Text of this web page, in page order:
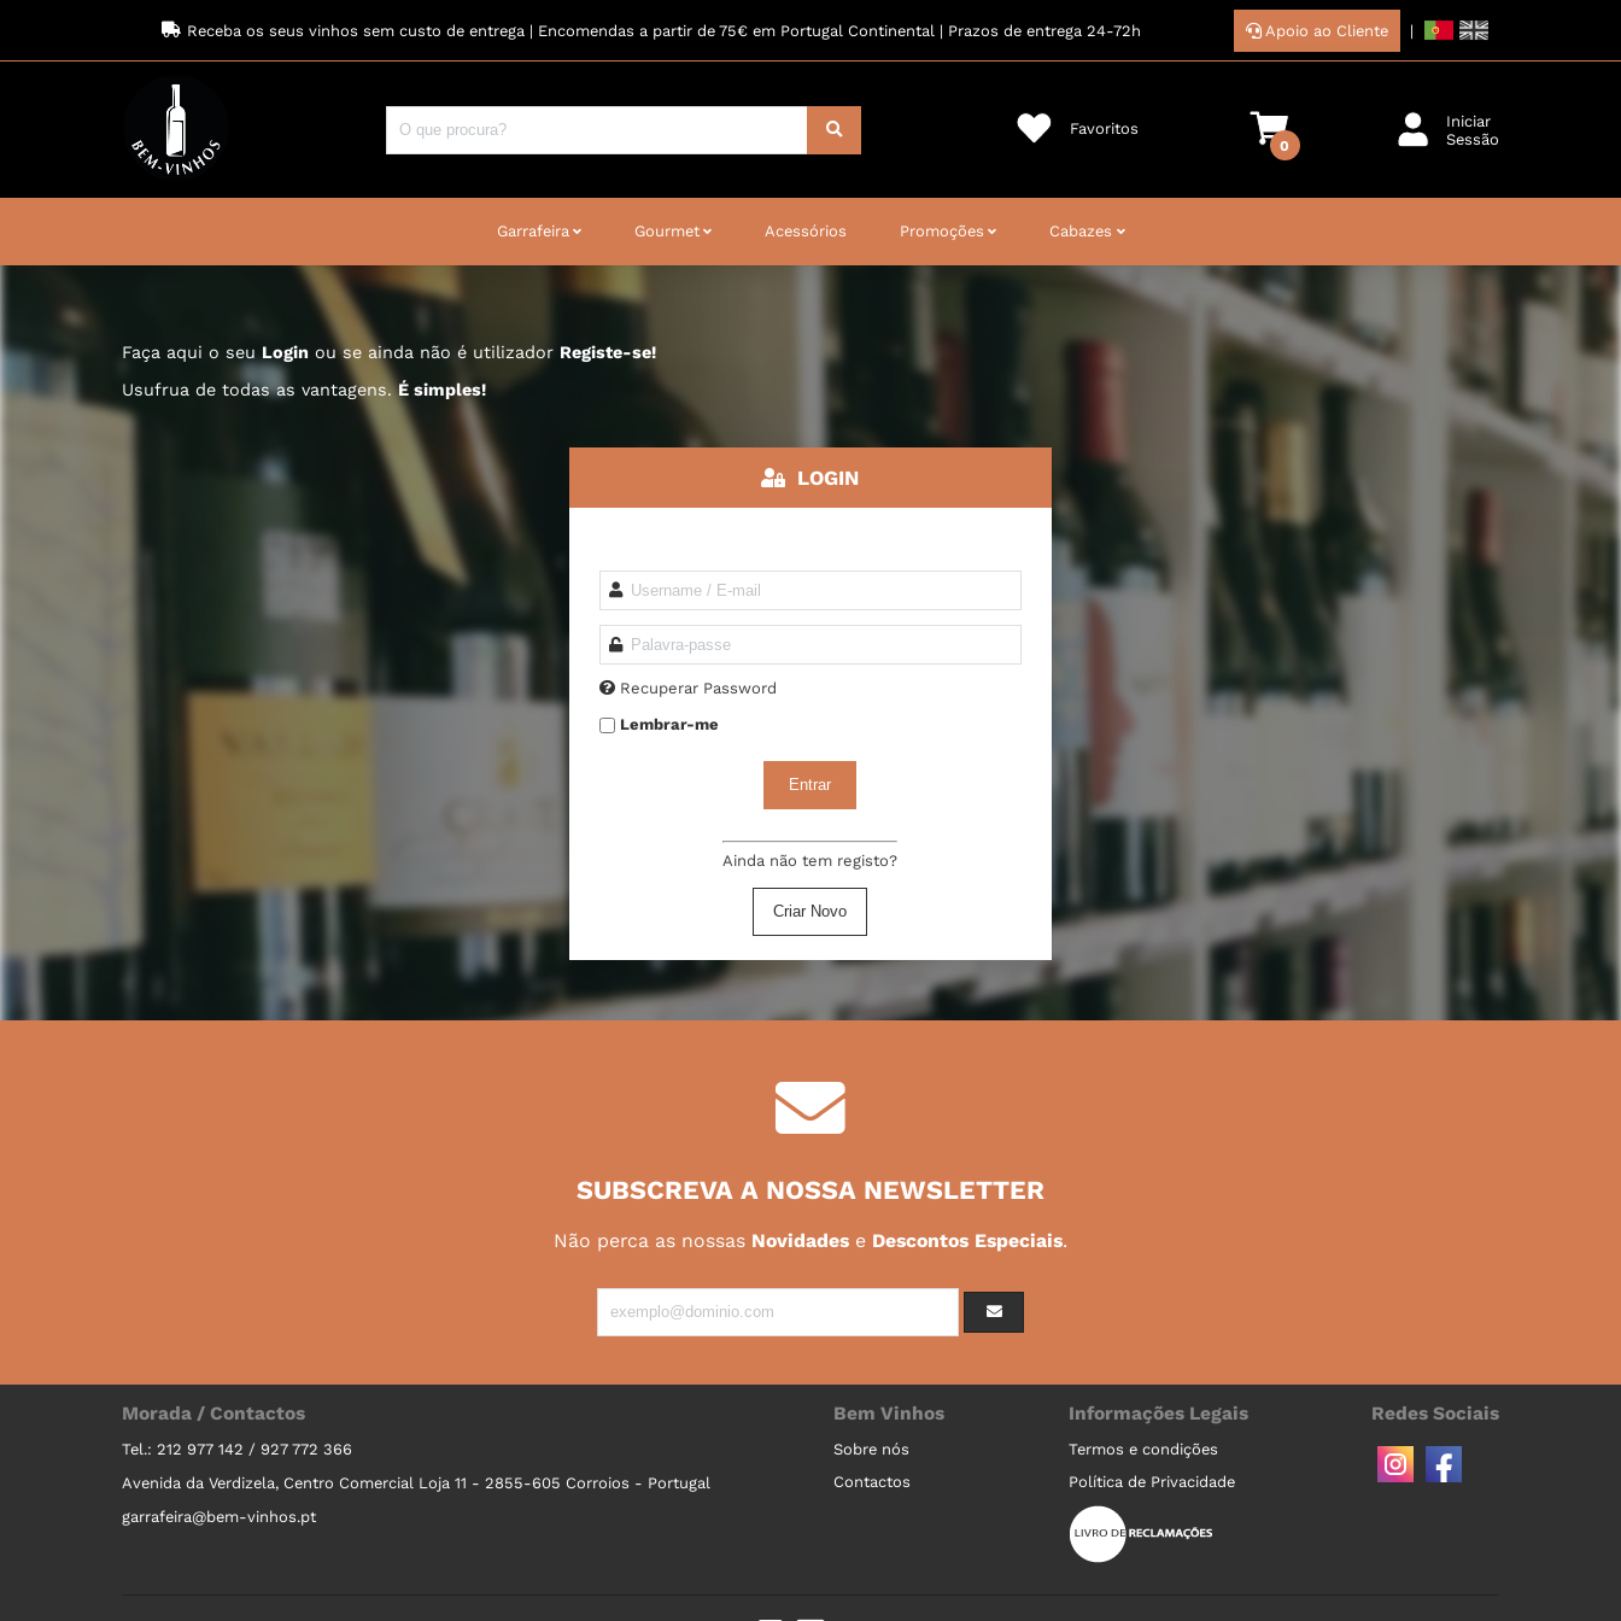
Receba os seus vinhos sem custo de entrega | Encomendas a partir de 75€ em Portugal Continental | Prazos de entrega 24-72h Apoio ao Cliente |
Favoritos
0
Iniciar
Sessão
Garrafeira Gourmet Acessórios Promoções Cabazes
Faça aqui o seu Login ou se ainda não é utilizador Registe-se!
Usufrua de todas as vantagens.É simples!
LOGIN
Recuperar Password
Lembrar-me
Entrar
Ainda não tem registo?
Criar Novo
SUBSCREVA A NOSSA NEWSLETTER
Não perca as nossas Novidades e Descontos Especiais.
Morada / Contactos
Tel.: 212 977 142 / 927 772 366
Avenida da Verdizela, Centro Comercial Loja 11 - 2855-605 Corroios - Portugal
garrafeira@bem-vinhos.pt
Bem Vinhos
Sobre nós
Contactos
Informações Legais
Termos e condições
Política de Privacidade
Redes Sociais